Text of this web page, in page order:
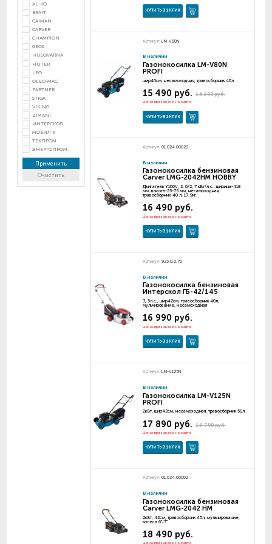
AL-KO
BRAIT
CAIMAN
CARVER
CHAMPION
GEOS
HUSQVARNA
HUTER
LEO
OLEO-MAC
PARTNER
STIGA
VIKING
ZIMANI
ИНТЕРСКОЛ
МОБИЛ К
ТЕХПРОМ
ЭНЕРГОПРОМ
Применить
Очистить
КУПИТЬ В 1 КЛИК
Артикул: LM-V80N
В наличии
Газонокосилка LM-V80N
PROFI
шир40см, несамоходная, травосборник 40л
16 290 руб.
15 490 руб.
Цена при заказе на сайте
КУПИТЬ В 1 КЛИК
Артикул: 01.024.00020
В наличии
Газонокосилка бензиновая
Carver LMG-2042HM HOBBY
Двигатель Y100V, 2, 0/2, 7 кВт/л.с., ширина-418
мм, высота-25-75 мм, несамоходная,
травосборник-40 л, 17, 9кг.
16 490 руб.
Цена при заказе на сайте
КУПИТЬ В 1 КЛИК
Артикул: 923.0.0.70
В наличии
Газонокосилка бензиновая
Интерскол ГБ-42/145
3, 5л.с., шир42см, травосборник 40л,
мульчирование, несамоходная
16 990 руб.
Цена при заказе на сайте
КУПИТЬ В 1 КЛИК
Артикул: LM-V125N
В наличии
Газонокосилка LM-V125N
PROFI
2кВт, шир42см, несамоходная, травосборник 50л
18 790 руб.
17 890 руб.
Цена при заказе на сайте
КУПИТЬ В 1 КЛИК
Артикул: 01.024.00002
В наличии
Газонокосилка бензиновая
Carver LMG-2042 HM
2кВт, 42см, травосборник 45л, мульчирование,
колеса 6"/7"
18 490 руб.
Цена при заказе на сайте